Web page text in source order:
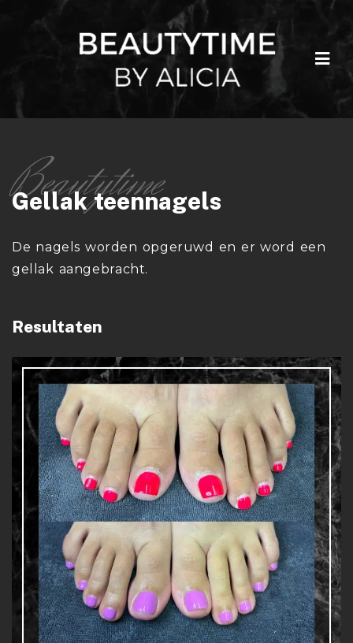
Gellak teennagels
De nagels worden opgeruwd en er word een
gellak aangebracht.
Resultaten